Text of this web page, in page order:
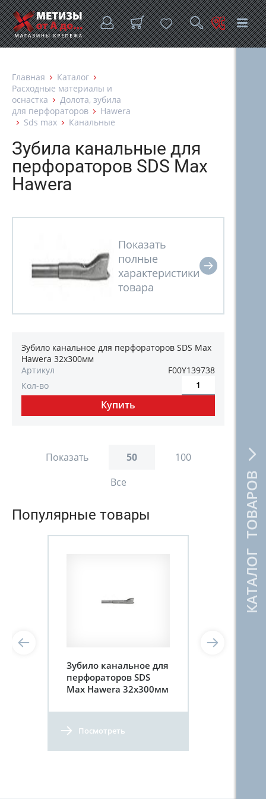
КАТАЛОГ ТОВАРОВ
Главная
Каталог
Расходные материалы и
оснастка
Долота, зубила
для перфораторов
Hawera
Sds max
Канальные
Зубила канальные для
перфораторов SDS Max
Hawera
Зубило канальное для перфораторов SDS Max
Hawera 32x300мм
Артикул
F00Y139738
Кол-во
Показать 50
100
Все
Популярные товары
Зубило канальное для
перфораторов SDS
Max Hawera 32x300мм
Посмотреть